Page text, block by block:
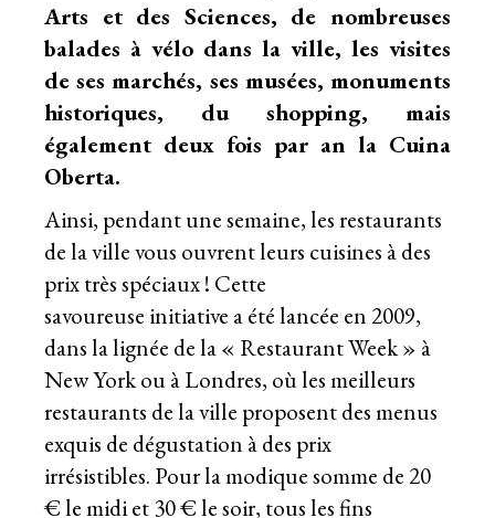
Arts et des Sciences, de nombreuses
balades à vélo dans la ville, les visites
de ses marchés, ses musées, monuments
historiques, du shopping, mais
également deux fois par an la Cuina
Oberta.
Ainsi, pendant une semaine, les restaurants
de la ville vous ouvrent leurs cuisines à des
prix très spéciaux ! Cette
savoureuse initiative a été lancée en 2009,
dans la lignée de la « Restaurant Week » à
New York ou à Londres, où les meilleurs
restaurants de la ville proposent des menus
exquis de dégustation à des prix
irrésistibles. Pour la modique somme de 20
€ le midi et 30 € le soir, tous les fins